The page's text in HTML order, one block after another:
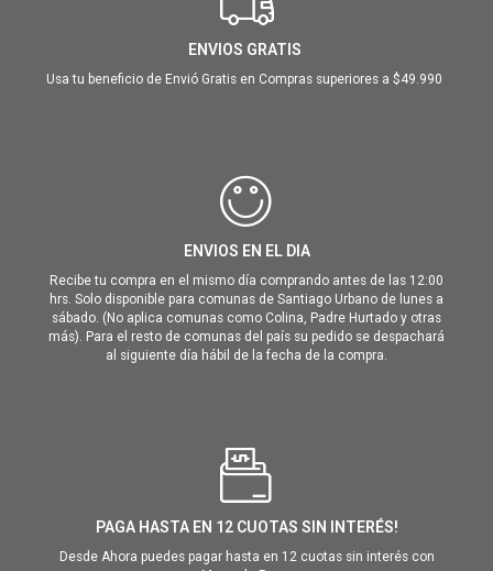
ENVIOS GRATIS
Usa tu beneficio de Envió Gratis en Compras superiores a $49.990
ENVIOS EN EL DIA
Recibe tu compra en el mismo día comprando antes de las 12:00
hrs. Solo disponible para comunas de Santiago Urbano de lunes a
sábado. (No aplica comunas como Colina, Padre Hurtado y otras
más). Para el resto de comunas del país su pedido se despachará
al siguiente día hábil de la fecha de la compra.
PAGA HASTA EN 12 CUOTAS SIN INTERÉS!
Desde Ahora puedes pagar hasta en 12 cuotas sin interés con